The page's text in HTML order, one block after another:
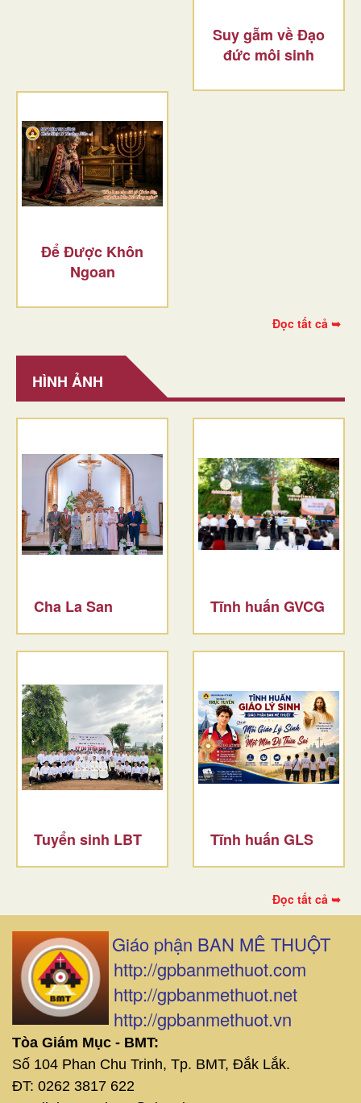
Suy gẫm về Đạo
đức môi sinh
Để Được Khôn
Ngoan
Đọc tất cả ➥
HÌNH ẢNH
Cha La San Tĩnh huấn GVCG
Tuyển sinh LBT Tĩnh huấn GLS
Đọc tất cả ➥
Giáo phận BAN MÊ THUỘT
http://gpbanmethuot.com
http://gpbanmethuot.net
http://gpbanmethuot.vn
Tòa Giám Mục - BMT:
Số 104 Phan Chu Trinh, Tp. BMT, Đắk Lắk.
ĐT: 0262 3817 622